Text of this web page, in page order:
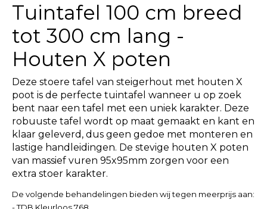
Tuintafel 100 cm breed
tot 300 cm lang -
Houten X poten
Deze stoere tafel van steigerhout met houten X
poot is de perfecte tuintafel wanneer u op zoek
bent naar een tafel met een uniek karakter. Deze
robuuste tafel wordt op maat gemaakt en kant en
klaar geleverd, dus geen gedoe met monteren en
lastige handleidingen. De stevige houten X poten
van massief vuren 95x95mm zorgen voor een
extra stoer karakter.
De volgende behandelingen bieden wij tegen meerprijs aan: